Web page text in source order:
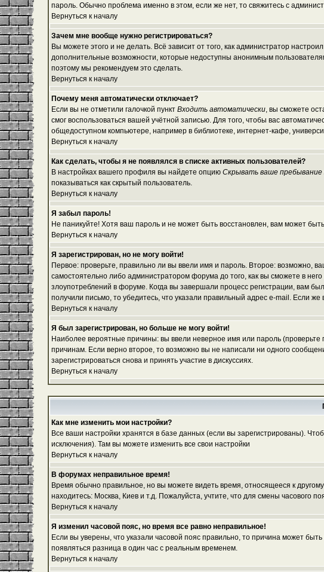
пароль. Обычно проблема именно в этом, если же нет, то свяжитесь с
Вернуться к началу
Зачем мне вообще нужно регистрироваться?
Вы можете этого и не делать. Всё зависит от того, как администратор
дополнительные возможности, которые недоступны анонимным
поэтому мы рекомендуем это сделать.
Вернуться к началу
Почему меня автоматически отключает?
Если вы не отметили галочкой пункт Входить автоматически, вы сможете
смог воспользоваться вашей учётной записью. Для того, чтобы вас
общедоступном компьютере, например в библиотеке, интернет-кафе,
Вернуться к началу
Как сделать, чтобы я не появлялся в списке активных пользователей?
В настройках вашего профиля вы найдете опцию Скрывать ваше пребывание
показываться как скрытый пользователь.
Вернуться к началу
Я забыл пароль!
Не паникуйте! Хотя ваш пароль и не может быть восстановлен, вам может
Вернуться к началу
Я зарегистрирован, но не могу войти!
Первое: проверьте, правильно ли вы ввели имя и пароль. Второе: возможно,
самостоятельно либо администратором форума до того, как вы сможете в
злоупотреблений в форуме. Когда вы завершали процесс регистрации, вам
получили письмо, то убедитесь, что указали правильный адрес e-mail. Если
Вернуться к началу
Я был зарегистрирован, но больше не могу войти!
Наиболее вероятные причины: вы ввели неверное имя или пароль (проверьте
причинам. Если верно второе, то возможно вы не написали ни одного
зарегистрироваться снова и принять участие в дискуссиях.
Вернуться к началу
Как мне изменить мои настройки?
Все ваши настройки хранятся в базе данных (если вы зарегистрированы).
исключения). Там вы можете изменить все свои настройки
Вернуться к началу
В форумах неправильное время!
Время обычно правильное, но вы можете видеть время, относящееся к
находитесь: Москва, Киев и т.д. Пожалуйста, учтите, что для смены часового
Вернуться к началу
Я изменил часовой пояс, но время все равно неправильное!
Если вы уверены, что указали часовой пояс правильно, то причина может
появляться разница в один час с реальным временем.
Вернуться к началу